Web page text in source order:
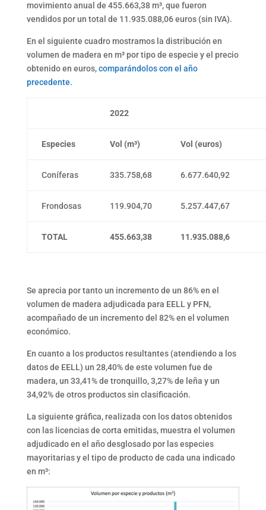
movimiento anual de 455.663,38 m³, que fueron
vendidos por un total de 11.935.088,06 euros (sin IVA).
En el siguiente cuadro mostramos la distribución en
volumen de madera en m³ por tipo de especie y el precio
obtenido en euros,comparándolos con el año
precedente.
2022
Especies Vol (m³) Vol (euros)
Coníferas 335.758,68 6.677.640,92
Frondosas 119.904,70 5.257.447,67
TOTAL 455.663,38 11.935.088,6
Se aprecia por tanto un incremento de un 86% en el
volumen de madera adjudicada para EELL y PFN,
acompañado de un incremento del 82% en el volumen
económico.
En cuanto a los productos resultantes (atendiendo a los
datos de EELL) un 28,40% de este volumen fue de
madera, un 33,41% de tronquillo, 3,27% de leña y un
34,92% de otros productos sin clasificación.
La siguiente gráfica, realizada con los datos obtenidos
con las licencias de corta emitidas, muestra el volumen
adjudicado en el año desglosado por las especies
mayoritarias y el tipo de producto de cada una indicado
en m³: